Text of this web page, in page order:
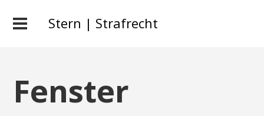
Stern | Strafrecht
Fenster